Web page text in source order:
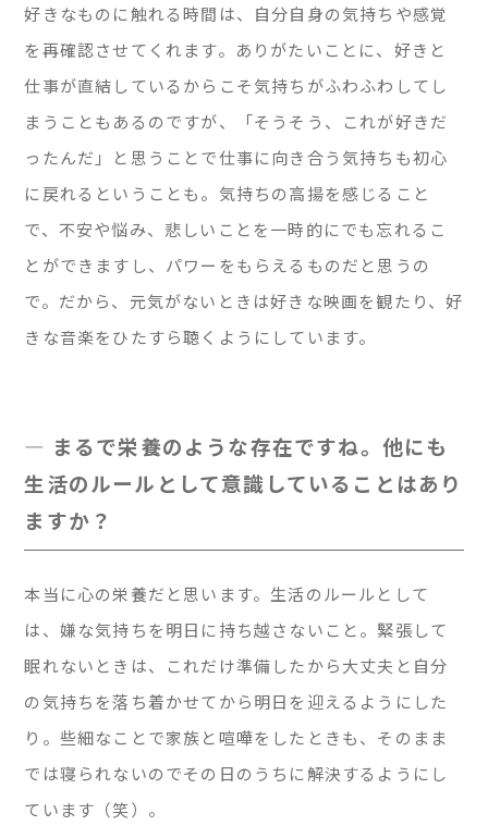
好きなものに触れる時間は、自分自身の気持ちや感覚
を再確認させてくれます。ありがたいことに、好きと
仕事が直結しているからこそ気持ちがふわふわしてし
まうこともあるのですが、「そうそう、これが好きだ
ったんだ」と思うことで仕事に向き合う気持ちも初心
に戻れるということも。気持ちの高揚を感じること
で、不安や悩み、悲しいことを一時的にでも忘れるこ
とができますし、パワーをもらえるものだと思うの
で。だから、元気がないときは好きな映画を観たり、好
きな音楽をひたすら聴くようにしています。
— まるで栄養のような存在ですね。他にも
生活のルールとして意識していることはあり
ますか？
本当に心の栄養だと思います。生活のルールとして
は、嫌な気持ちを明日に持ち越さないこと。緊張して
眠れないときは、これだけ準備したから大丈夫と自分
の気持ちを落ち着かせてから明日を迎えるようにした
り。些細なことで家族と喧嘩をしたときも、そのまま
では寝られないのでその日のうちに解決するようにし
ています（笑）。